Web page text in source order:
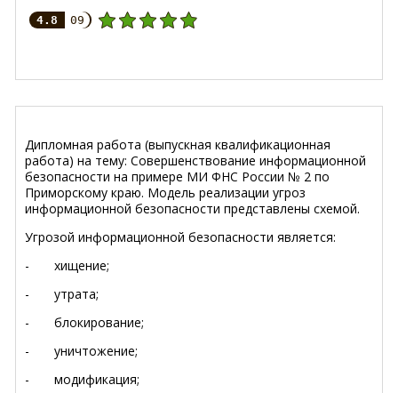
4.8 09
Дипломная работа (выпускная квалификационная
работа) на тему: Совершенствование информационной
безопасности на примере МИ ФНС России № 2 по
Приморскому краю. Модель реализации угроз
информационной безопасности представлены схемой.
Угрозой информационной безопасности является:
- хищение;
- утрата;
- блокирование;
- уничтожение;
- модификация;